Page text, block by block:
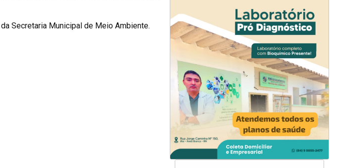
Secretaria Municipal de Meio Ambiente.